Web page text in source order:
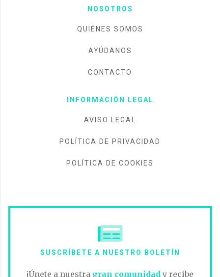
NOSOTROS
QUIÉNES SOMOS
AYÚDANOS
CONTACTO
INFORMACIÓN LEGAL
AVISO LEGAL
POLÍTICA DE PRIVACIDAD
POLÍTICA DE COOKIES
SUSCRÍBETE A NUESTRO BOLETÍN
¡Únete a nuestra gran comunidad y recibe